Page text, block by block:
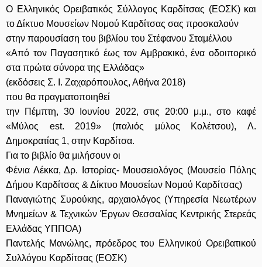
Ο Ελληνικός Ορειβατικός Σύλλογος Καρδίτσας (ΕΟΣΚ) και
το Δίκτυο Μουσείων Νομού Καρδίτσας σας προσκαλούν
στην παρουσίαση του βιβλίου του Στέφανου Σταμέλλου
«Από τον Παγασητικό έως τον Αμβρακικό, ένα οδοιπορικό
στα πρώτα σύνορα της Ελλάδας»
(εκδόσεις Σ. Ι. Ζαχαρόπουλος, Αθήνα 2018)
που θα πραγματοποιηθεί
την Πέμπτη, 30 Ιουνίου 2022, στις 20:00 μ.μ., στο καφέ
«Μύλος est. 2019» (παλιός μύλος Κολέτσου), Λ.
Δημοκρατίας 1, στην Καρδίτσα.
Για το βιβλίο θα μιλήσουν οι
Φένια Λέκκα, Δρ. Ιστορίας- Μουσειολόγος (Μουσείο Πόλης
Δήμου Καρδίτσας & Δίκτυο Μουσείων Νομού Καρδίτσας)
Παναγιώτης Συρούκης, αρχαιολόγος (Υπηρεσία Νεωτέρων
Μνημείων & Τεχνικών Έργων Θεσσαλίας Κεντρικής Στερεάς
Ελλάδας ΥΠΠΟΑ)
Παντελής Μανώλης, πρόεδρος του Ελληνικού Ορειβατικού
Συλλόγου Καρδίτσας (ΕΟΣΚ)